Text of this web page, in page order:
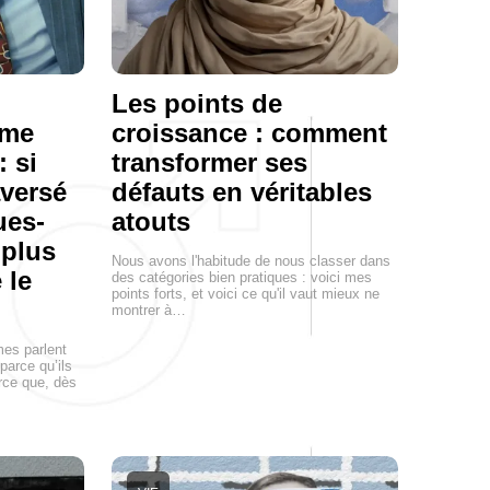
si
le
parlent
qu’ils
que, dès
Les points de
croissance : comment
transformer ses
défauts en véritables
atouts
Nous avons l'habitude de nous classer dans
des catégories bien pratiques : voici mes
points forts, et voici ce qu'il vaut mieux ne
montrer à…